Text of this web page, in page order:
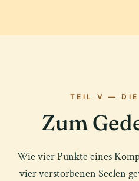
TEIL V — DIE
Zum
Wie vier Punkte eines
vier verstorbenen Seelen